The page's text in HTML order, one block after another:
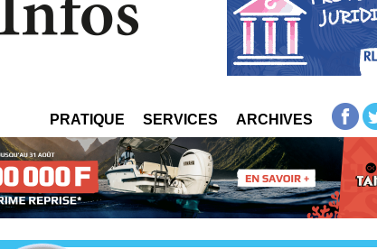
PRATIQUE SERVICES ARCHIVES